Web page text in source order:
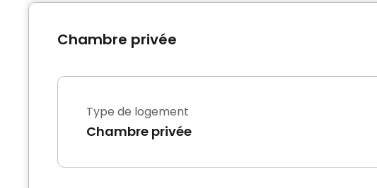
Chambre privée
Type de logement
Chambre privée